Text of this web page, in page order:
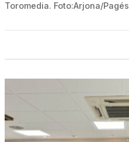
Toromedia. Foto:Arjona/Pagés